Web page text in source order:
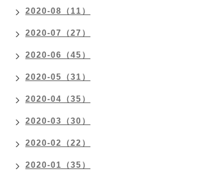
2020-08（11）
2020-07（27）
2020-06（45）
2020-05（31）
2020-04（35）
2020-03（30）
2020-02（22）
2020-01（35）